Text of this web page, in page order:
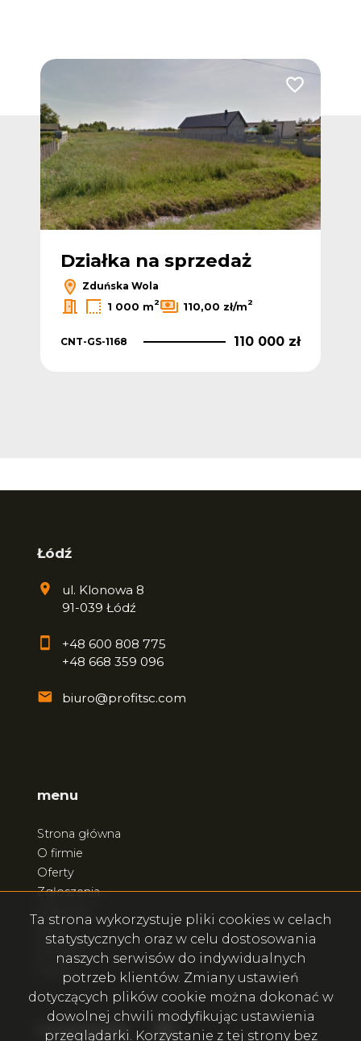
Dodaj do
Działka na sprzedaż
Zduńska Wola
1 000 m2 110,00 zł/m2
CNT-GS-1168 110 000 zł
Łódź
ul. Klonowa 8
91-039 Łódź
+48 600 808 775
+48 668 359 096
biuro@profitsc.com
menu
Strona główna
O firmie
Oferty
Zgłoszenia
Kontakt
social.media Facebook
Facebook
Ta strona wykorzystuje pliki cookies w celach
statystycznych oraz w celu dostosowania
naszych serwisów do indywidualnych
potrzeb klientów. Zmiany ustawień
dotyczących plików cookie można dokonać w
dowolnej chwili modyfikując ustawienia
przeglądarki. Korzystanie z tej strony bez